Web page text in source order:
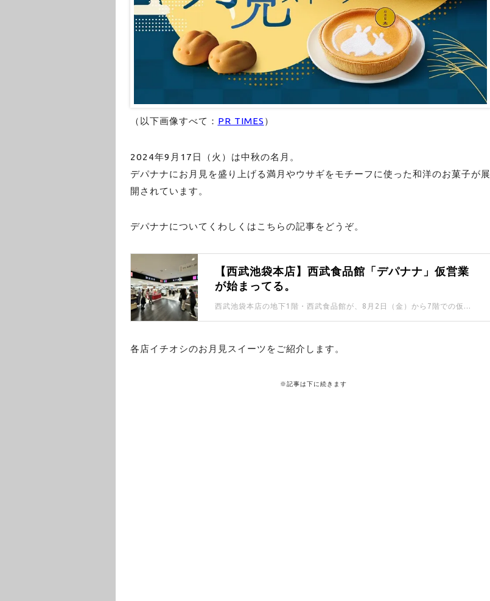
（以下画像すべて： PR TIMES ）
2024年9月17日（火）は中秋の名月。
デパナナにお月見を盛り上げる満月やウサギをモチーフに使った和洋のお菓子が展
開されています。
デパナナについてくわしくはこちらの記事をどうぞ。
【西武池袋本店】西武食品館「デパナナ」仮営業
が始まってる。
西武池袋本店の地下1階・西武食品館が、8月2日（金）から7階での仮営業が始まっています。 デパ地下の雰囲気をギュッと凝縮したようなデパナナ。 美味しそうなお惣菜やスイーツがたくさん並んでいました。
各店イチオシのお月見スイーツをご紹介します。
※記事は下に続きます